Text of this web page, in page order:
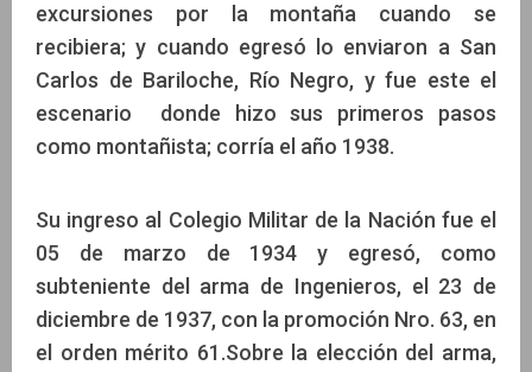
excursiones por la montaña cuando se
recibiera; y cuando egresó lo enviaron a San
Carlos de Bariloche, Río Negro, y fue este el
escenario donde hizo sus primeros pasos
como montañista; corría el año 1938.
Su ingreso al Colegio Militar de la Nación fue el
05 de marzo de 1934 y egresó, como
subteniente del arma de Ingenieros, el 23 de
diciembre de 1937, con la promoción Nro. 63, en
el orden mérito 61.Sobre la elección del arma,